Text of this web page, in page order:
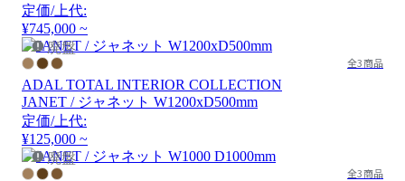
定価/上代:
¥745,000 ~
廃盤
全3商品
ADAL TOTAL INTERIOR COLLECTION
JANET / ジャネット W1200xD500mm
定価/上代:
¥125,000 ~
廃盤
全3商品